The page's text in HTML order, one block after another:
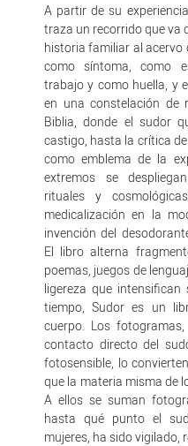
A partir de su
traza un recorrido que va
historia familiar al acervo
como síntoma, como
trabajo y como huella, y
en una constelación de
Biblia, donde el sudor
castigo, hasta la crítica
como emblema de la
extremos se
rituales y
medicalización en la
invención del
El libro alterna
poemas, juegos de
ligereza que
tiempo, Sudor es un
cuerpo. Los
contacto directo del
fotosensible, lo
que la materia misma de
A ellos se suman
hasta qué punto el
mujeres, ha sido vigilado,